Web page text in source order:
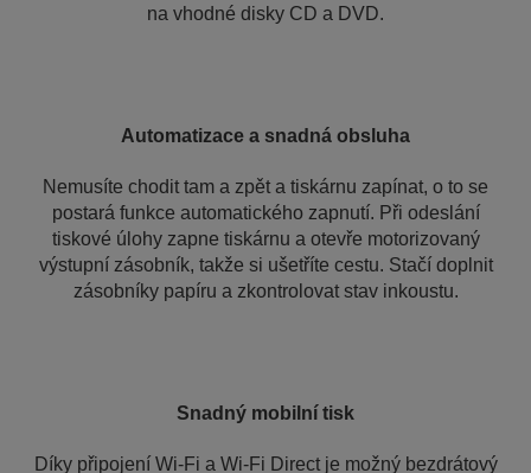
na vhodné disky CD a DVD.
Automatizace a snadná obsluha
Nemusíte chodit tam a zpět a tiskárnu zapínat, o to se
postará funkce automatického zapnutí. Při odeslání
tiskové úlohy zapne tiskárnu a otevře motorizovaný
výstupní zásobník, takže si ušetříte cestu. Stačí doplnit
zásobníky papíru a zkontrolovat stav inkoustu.
Snadný mobilní tisk
Díky připojení Wi-Fi a Wi-Fi Direct je možný bezdrátový